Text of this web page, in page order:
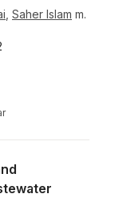
Saher Islam m.